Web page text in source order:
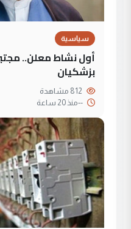
سياسية
أول نشاط معلن..
بزشكيان
--منذ 20 ساعة